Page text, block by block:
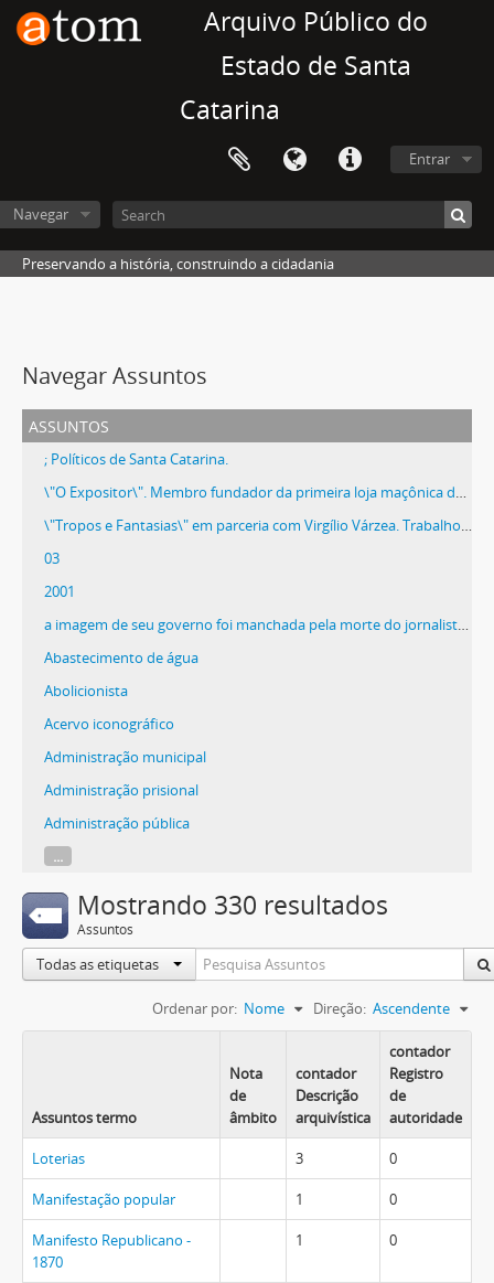
Arquivo Público do
Estado de Santa
Catarina
Entrar
Navegar
Preservando a história, construindo a cidadania
Navegar Assuntos
assuntos
; Políticos de Santa Catarina.
\"O Expositor\". Membro fundador da primeira loja maçônica de Santa Catarina
\"Tropos e Fantasias\" em parceria com Virgílio Várzea. Trabalhou como arquivista na Estrada de Ferro Central do Brasil
03
2001
a imagem de seu governo foi manchada pela morte do jornalista Vladimir Herzog no DOI-Codi de São Paulo."
Abastecimento de água
Abolicionista
Acervo iconográfico
Administração municipal
Administração prisional
Administração pública
...
Mostrando 330 resultados
Assuntos
Todas as etiquetas
Ordenar por: Nome Direção: Ascendente
Assuntos termo
Nota
de
âmbito
contador
Descrição
arquivística
contador
Registro
de
autoridade
Loterias 3 0
Manifestação popular 1 0
Manifesto Republicano -
1870
1 0